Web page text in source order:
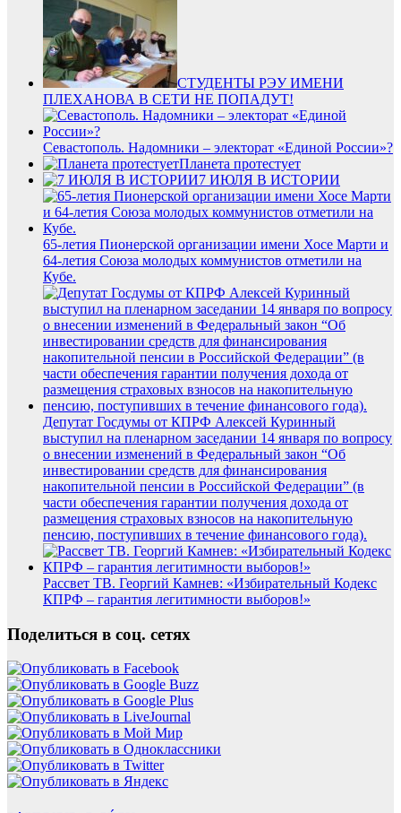
СТУДЕНТЫ РЭУ ИМЕНИ
ПЛЕХАНОВА В СЕТИ НЕ ПОПАДУТ!
Севастополь. Надомники – электорат «Единой России»?
Планета протестует
7 ИЮЛЯ В ИСТОРИИ
65-летия Пионерской организации имени Хосе Марти и
64-летия Союза молодых коммунистов отметили на
Кубе.
Депутат Госдумы от КПРФ Алексей Куринный
выступил на пленарном заседании 14 января по вопросу
о внесении изменений в Федеральный закон “Об
инвестировании средств для финансирования
накопительной пенсии в Российской Федерации” (в
части обеспечения гарантии получения дохода от
размещения страховых взносов на накопительную
пенсию, поступивших в течение финансового года).
Рассвет ТВ. Георгий Камнев: «Избирательный Кодекс
КПРФ – гарантия легитимности выборов!»
Поделиться в соц. сетях